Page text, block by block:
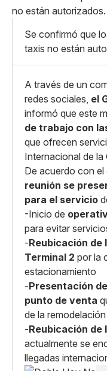
Linkedin
X
Whatsapp
Copiar enlace
Se confirmó que
taxis no están
A través de un
redes sociales, el
informó que este
de trabajo con
que ofrecen
Internacional de
De acuerdo con
reunión se
para el servicio
-Inicio de
para evitar
-Reubicación de
Terminal 2 por la
estacionamiento
-Presentación
punto de venta
de la remodelación
-Reubicación de
actualmente se
llegadas